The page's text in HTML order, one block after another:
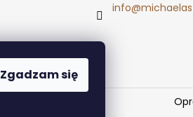
Zgadzam się
info@